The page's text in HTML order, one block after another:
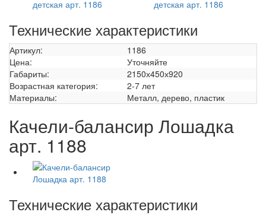
Технические характеристики
Артикул:
1186
Цена:
Уточняйте
Габариты:
2150х450х920
Возрастная категория:
2-7 лет
Материалы:
Металл, дерево, пластик
Качели-балансир Лошадка
арт. 1188
Технические характеристики